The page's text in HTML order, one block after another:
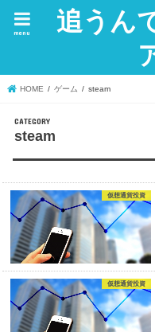
追うん
menu
HOME ゲーム steam
steam
仮想通貨投資
仮想通貨投資